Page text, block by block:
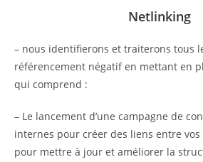
Netlinking
– nous identifierons et traiterons tous
référencement négatif en mettant en
qui comprend :
– Le lancement d’une campagne de
internes pour créer des liens entre
pour mettre à jour et améliorer la